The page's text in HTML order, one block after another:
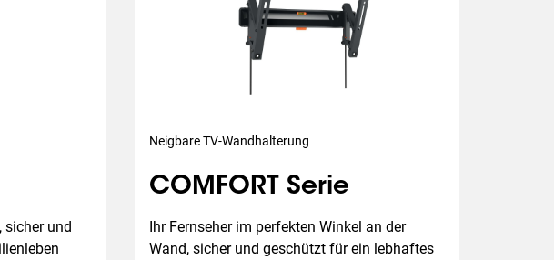
sicher und
Neigbare TV-Wandhalterung
COMFORT Serie
Ihr Fernseher im perfekten Winkel an der
Wand, sicher und geschützt für ein lebhaftes